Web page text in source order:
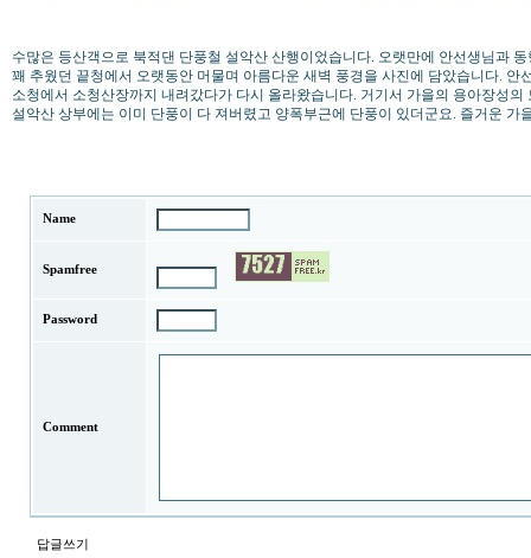
수많은 등산객으로 북적댄 단풍철 설악산 산행이었습니다. 오랫만에 안선생님과
꽤 추웠던 끝청에서 오랫동안 머물며 아름다운 새벽 풍경을 사진에 담았습니다. 안
소청에서 소청산장까지 내려갔다가 다시 올라왔습니다. 거기서 가을의 용아장성
설악산 상부에는 이미 단풍이 다 져버렸고 양폭부근에 단풍이 있더군요. 즐거운 가
Name
Spamfree
Password
Comment
답글쓰기